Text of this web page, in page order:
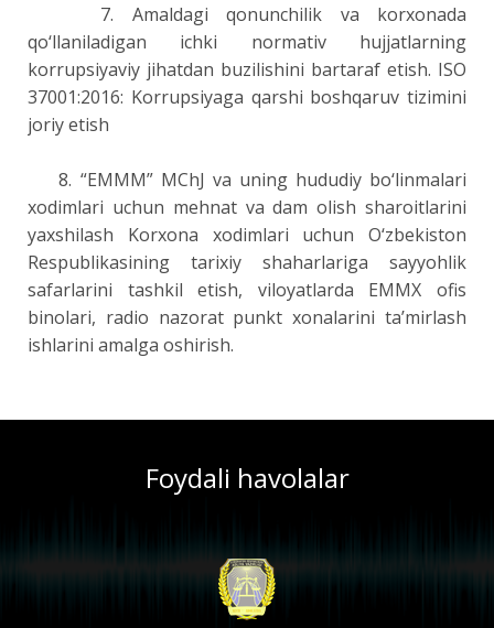
7. Amaldagi qonunchilik va korxonada
qo‘llaniladigan ichki normativ hujjatlarning
korrupsiyaviy jihatdan buzilishini bartaraf etish. ISO
37001:2016: Korrupsiyaga qarshi boshqaruv tizimini
joriy etish
8. “EMMM” MChJ va uning hududiy bo‘linmalari
xodimlari uchun mehnat va dam olish sharoitlarini
yaxshilash Korxona xodimlari uchun O‘zbekiston
Respublikasining tarixiy shaharlariga sayyohlik
safarlarini tashkil etish, viloyatlarda EMMX ofis
binolari, radio nazorat punkt xonalarini ta’mirlash
ishlarini amalga oshirish.
Foydali havolalar